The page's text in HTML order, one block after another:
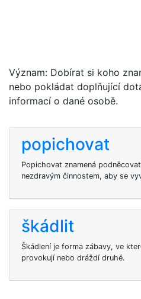
Význam: Dobírat si koho
nebo pokládat doplňující
informací o dané osobě.
popichovat
Popichovat znamená
nezdravým činnostem, aby se
škádlit
Škádlení je forma zábavy, ve
provokují nebo dráždí druhé.